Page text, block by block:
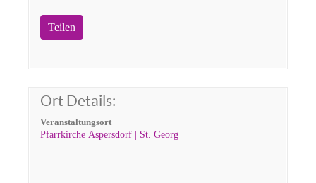
Teilen
Ort Details:
Veranstaltungsort
Pfarrkirche Aspersdorf | St. Georg